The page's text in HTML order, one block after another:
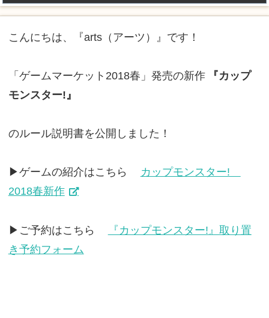
こんにちは、『arts（アーツ）』です！
「ゲームマーケット2018春」発売の新作
『カップ
モンスター!』
のルール説明書を公開しました！
▶ゲームの紹介はこちら
カップモンスター!
2018春新作
▶ご予約はこちら
『カップモンスター!』取り置
き予約フォーム